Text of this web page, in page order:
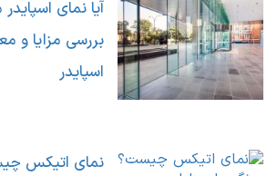
آیا نمای
بررسی مزایا و
اسپایدر
نمای اتیکس